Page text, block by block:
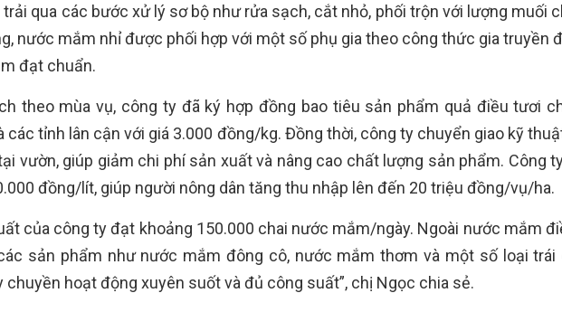
qua các bước xử lý sơ bộ như rửa sạch, cắt nhỏ, phối trộn với lượng muối
nước mắm nhỉ được phối hợp với một số phụ gia theo công thức gia truyền
đạt chuẩn.
theo mùa vụ, công ty đã ký hợp đồng bao tiêu sản phẩm quả điều tươi
các tỉnh lân cận với giá 3.000 đồng/kg. Đồng thời, công ty chuyển giao kỹ
vườn, giúp giảm chi phí sản xuất và nâng cao chất lượng sản phẩm. Công
đồng/lít, giúp người nông dân tăng thu nhập lên đến 20 triệu đồng/vụ/ha.
của công ty đạt khoảng 150.000 chai nước mắm/ngày. Ngoài nước mắm
sản phẩm như nước mắm đông cô, nước mắm thơm và một số loại trái
chuyền hoạt động xuyên suốt và đủ công suất”, chị Ngọc chia sẻ.